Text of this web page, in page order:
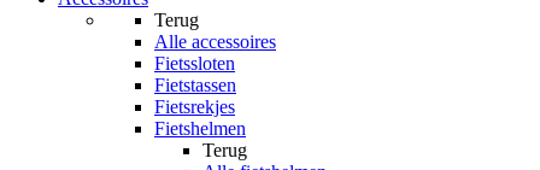
Terug
Alle accessoires
Fietssloten
Fietstassen
Fietsrekjes
Fietshelmen
Terug